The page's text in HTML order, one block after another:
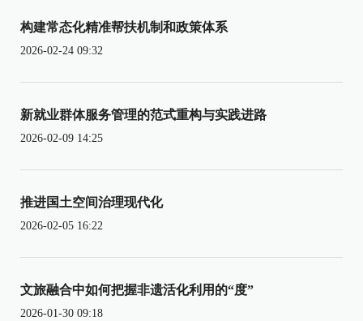
构建常态化精准帮扶机制和政策体系
2026-02-24 09:32
新就业群体服务管理的范式重构与实践进路
2026-02-09 14:25
推进国土空间治理现代化
2026-02-05 16:22
文旅融合中如何把握非遗活化利用的“度”
2026-01-30 09:18